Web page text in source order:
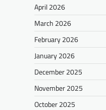
April 2026
March 2026
February 2026
January 2026
December 2025
November 2025
October 2025